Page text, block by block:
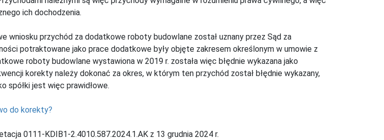
ich dochodzenia.
wniosku przychód za dodatkowe roboty budowlane został uznany przez Sąd za
potraktowane jako prace dodatkowe były objęte zakresem określonym w umowie z
roboty budowlane wystawiona w 2019 r. została więc błędnie wykazana jako
korekty należy dokonać za okres, w którym ten przychód został błędnie wykazany,
spółki jest więc prawidłowe.
do korekty?
0111-KDIB1-2.4010.587.2024.1.AK z 13 grudnia 2024 r.